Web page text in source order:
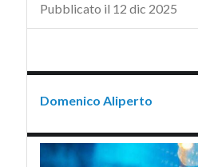
Pubblicato il 12 dic 2025
Domenico Aliperto